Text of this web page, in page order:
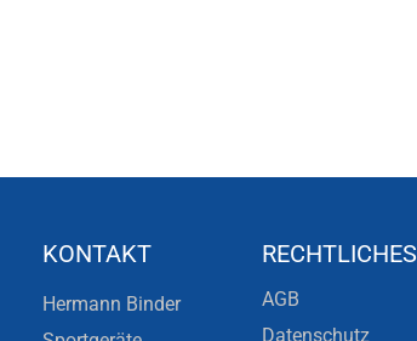
KONTAKT
Hermann Binder
RECHTLICHES
AGB
Datenschutz